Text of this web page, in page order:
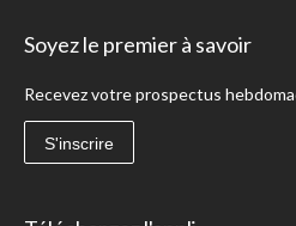
Soyez le premier à savoir
Recevez votre prospectus
S'inscrire